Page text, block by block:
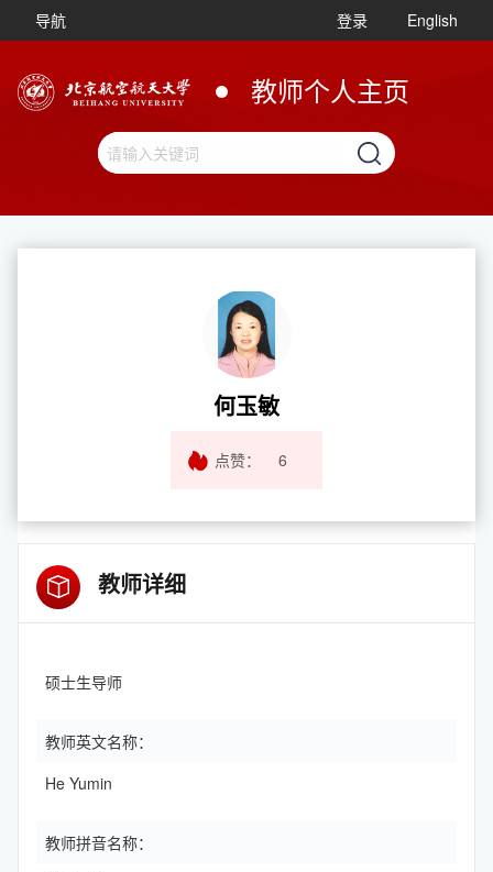
导航 登录 English
教师个人主页
何玉敏
点赞： 6
教师详细
硕士生导师
教师英文名称：
He Yumin
教师拼音名称：